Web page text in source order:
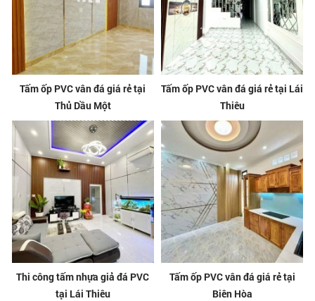
Tấm ốp PVC vân đá giá rẻ tại
Thủ Dầu Một
Tấm ốp PVC vân đá giá rẻ tại Lái
Thiêu
Thi công tấm nhựa giả đá PVC
tại Lái Thiêu
Tấm ốp PVC vân đá giá rẻ tại
Biên Hòa